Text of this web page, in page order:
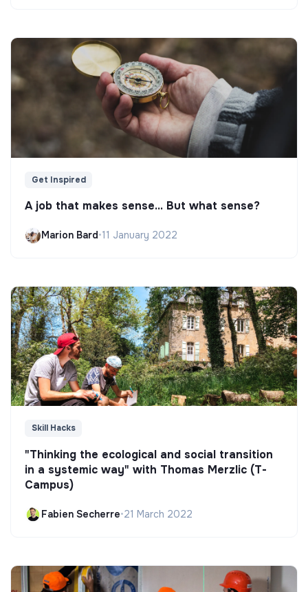
Get Inspired
A job that makes sense... But what sense?
Marion Bard•11 January 2022
Skill Hacks
"Thinking the ecological and social transition
in a systemic way" with Thomas Merzlic (T-
Campus)
Fabien Secherre•21 March 2022